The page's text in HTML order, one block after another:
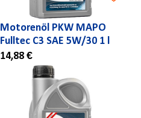
Motorenöl PKW MAPO
Fulltec C3 SAE 5W/30 1 l
14,88 €